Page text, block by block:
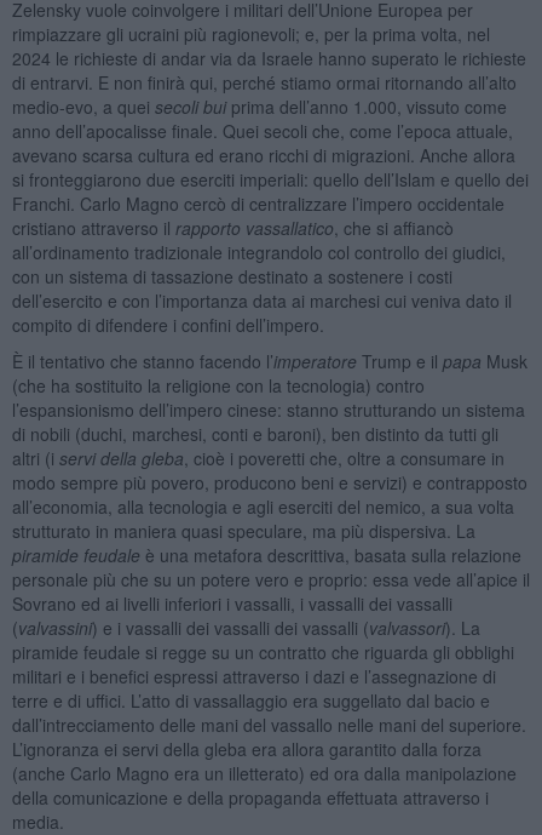
Zelensky vuole coinvolgere i militari dell’Unione Europea per
rimpiazzare gli ucraini più ragionevoli; e, per la prima volta, nel
2024 le richieste di andar via da Israele hanno superato le richieste
di entrarvi. E non finirà qui, perché stiamo ormai ritornando all’alto
medio-evo, a quei secoli buiprima dell’anno 1.000, vissuto come
anno dell’apocalisse finale. Quei secoli che, come l’epoca attuale,
avevano scarsa cultura ed erano ricchi di migrazioni. Anche allora
si fronteggiarono due eserciti imperiali: quello dell’Islam e quello dei
Franchi. Carlo Magno cercò di centralizzare l’impero occidentale
cristiano attraverso il rapporto vassallatico , che si affiancò
all’ordinamento tradizionale integrandolo col controllo dei giudici,
con un sistema di tassazione destinato a sostenere i costi
dell’esercito e con l’importanza data ai marchesi cui veniva dato il
compito di difendere i confini dell’impero.
È il tentativo che stanno facendo l’imperatore Trump e il papa Musk
(che ha sostituito la religione con la tecnologia) contro
l’espansionismo dell’impero cinese: stanno strutturando un sistema
di nobili (duchi, marchesi, conti e baroni), ben distinto da tutti gli
altri (i servi della gleba , cioè i poveretti che, oltre a consumare in
modo sempre più povero, producono beni e servizi) e contrapposto
all’economia, alla tecnologia e agli eserciti del nemico, a sua volta
strutturato in maniera quasi speculare, ma più dispersiva. La
piramide feudale è una metafora descrittiva, basata sulla relazione
personale più che su un potere vero e proprio: essa vede all’apice il
Sovrano ed ai livelli inferiori i vassalli, i vassalli dei vassalli
(valvassini) e i vassalli dei vassalli dei vassalli (valvassori). La
piramide feudale si regge su un contratto che riguarda gli obblighi
militari e i benefici espressi attraverso i dazi e l’assegnazione di
terre e di uffici. L’atto di vassallaggio era suggellato dal bacio e
dall’intrecciamento delle mani del vassallo nelle mani del superiore.
L’ignoranza ei servi della gleba era allora garantito dalla forza
(anche Carlo Magno era un illetterato) ed ora dalla manipolazione
della comunicazione e della propaganda effettuata attraverso i
media.